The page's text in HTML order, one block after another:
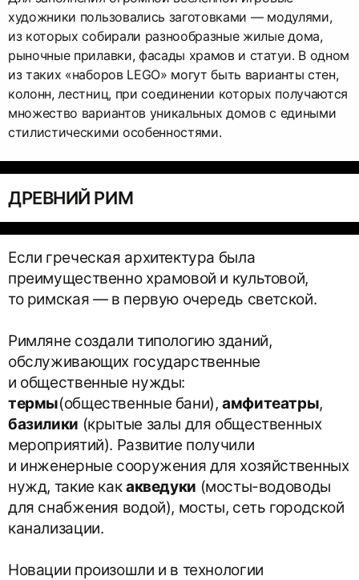
художники пользовались заготовками — модулями,
из которых собирали разнообразные жилые дома,
рыночные прилавки, фасады храмов и статуи. В одном
из таких «наборов LEGO» могут быть варианты стен,
колонн, лестниц, при соединении которых получаются
множество вариантов уникальных домов с едиными
стилистическими особенностями.
ДРЕВНИЙ РИМ
Если греческая архитектура была
преимущественно храмовой и культовой,
то римская — в первую очередь светской.
Римляне создали типологию зданий,
обслуживающих государственные
и общественные нужды:
термы(общественные бани),амфитеатры,
базилики (крытые залы для общественных
мероприятий). Развитие получили
и инженерные сооружения для хозяйственных
нужд, такие какакведуки (мосты-водоводы
для снабжения водой), мосты, сеть городской
канализации.
Новации произошли и в технологии